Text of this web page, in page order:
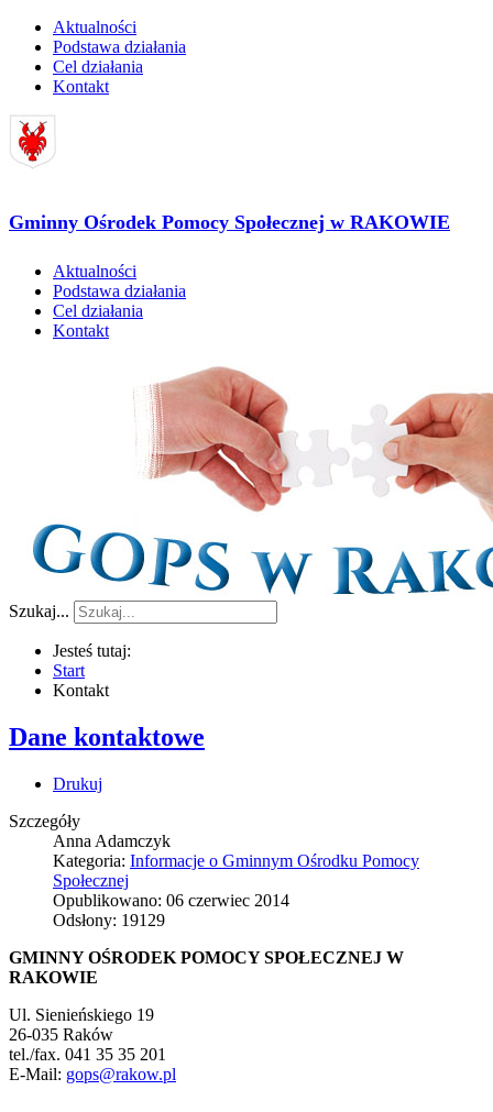
Aktualności
Podstawa działania
Cel działania
Kontakt
Gminny Ośrodek Pomocy Społecznej w RAKOWIE
Aktualności
Podstawa działania
Cel działania
Kontakt
Szukaj...
Jesteś tutaj:
Start
Kontakt
Dane kontaktowe
Drukuj
Szczegóły
Anna Adamczyk
Kategoria: Informacje o Gminnym Ośrodku Pomocy
Społecznej
Opublikowano: 06 czerwiec 2014
Odsłony: 19129
GMINNY OŚRODEK POMOCY SPOŁECZNEJ W
RAKOWIE
Ul. Sienieńskiego 19
26-035 Raków
tel./fax. 041 35 35 201
E-Mail: gops@rakow.pl